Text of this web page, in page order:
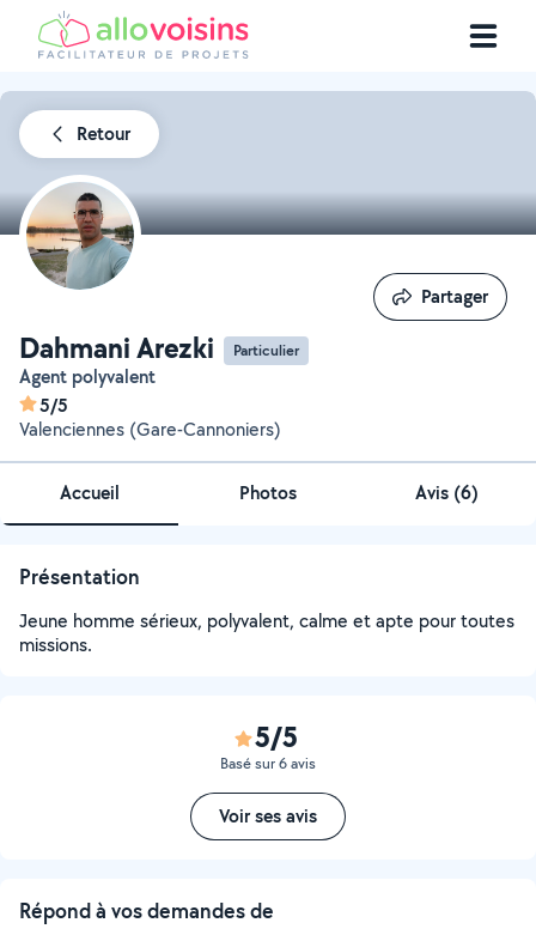
Retour
Dahmani Arezki Particulier
Agent polyvalent
5/5
Valenciennes (Gare-Cannoniers)
Partager
Partager
Accueil Photos Avis (6)
Présentation
Jeune homme sérieux, polyvalent, calme et apte pour toutes
missions.
5/5
Basé sur 6 avis
Voir ses avis
Répond à vos demandes de